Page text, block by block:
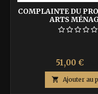
COMPLAINTE DU
ARTS
Prix
51,00 €
 Ajouter au